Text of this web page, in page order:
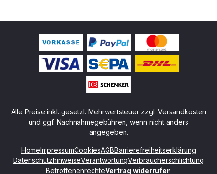
Alle Preise inkl. gesetzl. Mehrwertsteuer zzgl. Versandkosten
und ggf. Nachnahmegebühren, wenn nicht anders
angegeben.
HomeImpressumCookiesAGBBarrierefreiheitserklärung
DatenschutzhinweiseVerantwortungVerbraucherschlichtung
BetroffenenrechteVertrag widerrufen